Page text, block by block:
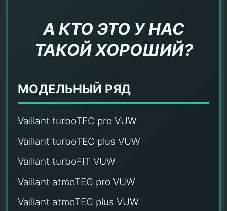
А КТО ЭТО У НАС
ТАКОЙ ХОРОШИЙ?
МОДЕЛЬНЫЙ РЯД
Vaillant turboTEC pro VUW
Vaillant turboTEC plus VUW
Vaillant turboFIT VUW
Vaillant atmoTEC pro VUW
Vaillant atmoTEC plus VUW